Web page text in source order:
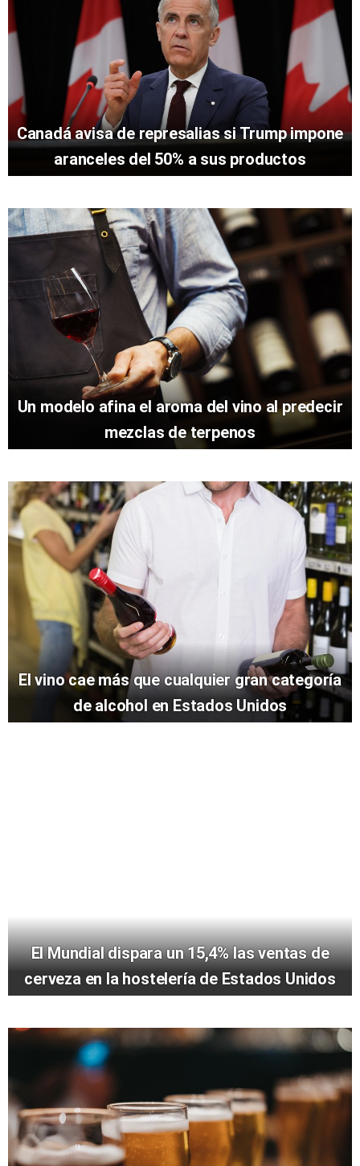
Canadá avisa de represalias si Trump impone
aranceles del 50% a sus productos
Un modelo afina el aroma del vino al predecir
mezclas de terpenos
El vino cae más que cualquier gran categoría
de alcohol en Estados Unidos
El Mundial dispara un 15,4% las ventas de
cerveza en la hostelería de Estados Unidos